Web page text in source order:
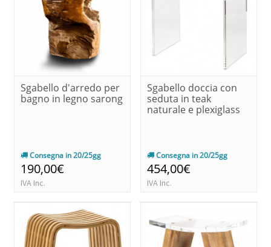
Sgabello d'arredo per
bagno in legno sarong
Consegna in 20/25gg
190,00€
IVA Inc.
Sgabello doccia con
seduta in teak
naturale e plexiglass
Consegna in 20/25gg
454,00€
IVA Inc.